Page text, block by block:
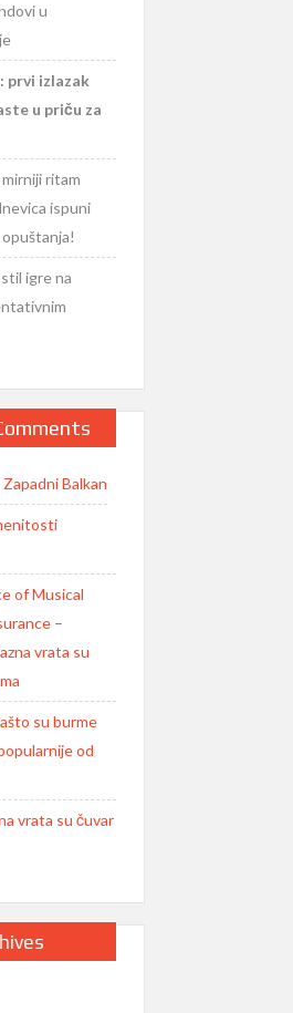
u
prvi izlazak
u priču za
ritam
ispuni
igre na
Zapadni Balkan
of Musical
–
vrata su
su burme
od
vrata su čuvar